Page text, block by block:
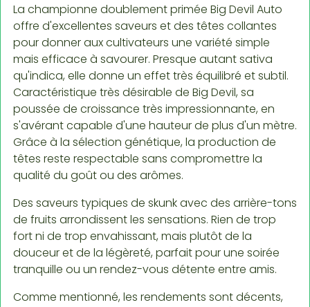
La championne doublement primée Big Devil Auto
offre d'excellentes saveurs et des têtes collantes
pour donner aux cultivateurs une variété simple
mais efficace à savourer. Presque autant sativa
qu'indica, elle donne un effet très équilibré et subtil.
Caractéristique très désirable de Big Devil, sa
poussée de croissance très impressionnante, en
s'avérant capable d'une hauteur de plus d'un mètre.
Grâce à la sélection génétique, la production de
têtes reste respectable sans compromettre la
qualité du goût ou des arômes.
Des saveurs typiques de skunk avec des arrière-tons
de fruits arrondissent les sensations. Rien de trop
fort ni de trop envahissant, mais plutôt de la
douceur et de la légèreté, parfait pour une soirée
tranquille ou un rendez-vous détente entre amis.
Comme mentionné, les rendements sont décents,